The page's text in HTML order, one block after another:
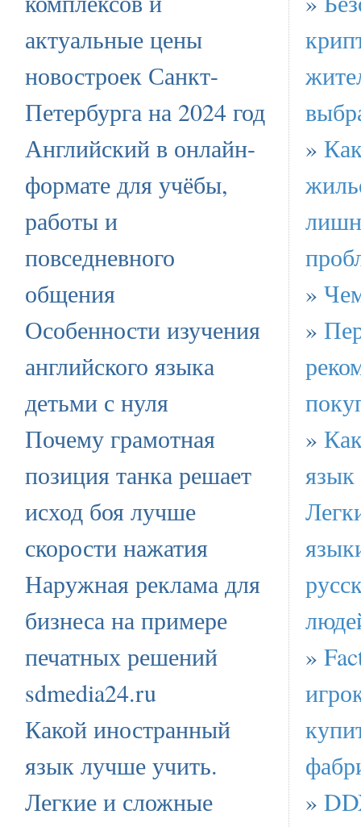
актуальные цены
новостроек Санкт-
Петербурга на 2024 год
Английский в онлайн-
формате для учёбы,
работы и
повседневного
общения
Особенности изучения
английского языка
детьми с нуля
Почему грамотная
позиция танка решает
исход боя лучше
скорости нажатия
Наружная реклама для
бизнеса на примере
печатных решений
sdmedia24.ru
Какой иностранный
язык лучше учить.
Легкие и сложные
»
»
»
»
»
»